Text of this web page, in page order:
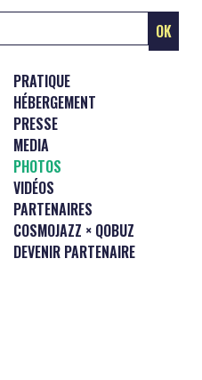
PRATIQUE
HÉBERGEMENT
PRESSE
MEDIA
PHOTOS
VIDÉOS
PARTENAIRES
COSMOJAZZ × QOBUZ
DEVENIR PARTENAIRE